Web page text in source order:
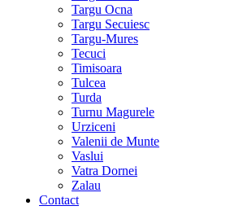
Targu Ocna
Targu Secuiesc
Targu-Mures
Tecuci
Timisoara
Tulcea
Turda
Turnu Magurele
Urziceni
Valenii de Munte
Vaslui
Vatra Dornei
Zalau
Contact